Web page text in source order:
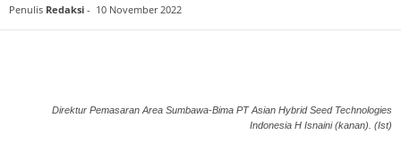
Penulis Redaksi - 10 November 2022
Direktur Pemasaran Area Sumbawa-Bima PT Asian Hybrid Seed Technologies
Indonesia H Isnaini (kanan). (Ist)